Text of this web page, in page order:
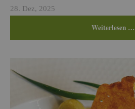
28. Dez, 2025
Wei­ter­le­sen …